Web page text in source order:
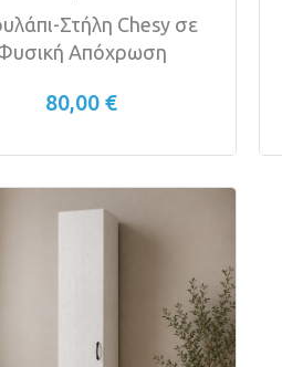
Στήλη Chesy σε
Απόχρωση
80,00 €